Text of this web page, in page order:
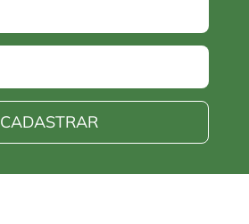
CADASTRAR